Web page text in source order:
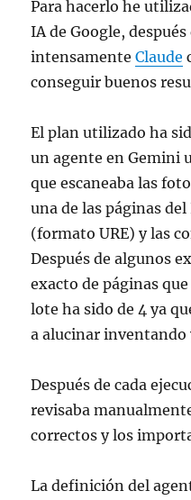
Para hacerlo he
IA de Google,
intensamenteClaude
conseguir buenos
El plan utilizado ha
un agente en Gemini
que escaneaba las
una de las páginas
(formato URE) y las
Después de algunos
exacto de páginas
lote ha sido de 4 ya
a alucinar inventando
Después de cada
revisaba
correctos y los
La definición del